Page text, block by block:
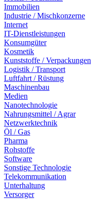
Immobilien
Industrie / Mischkonzerne
Internet
IT-Dienstleistungen
Konsumgüter
Kosmetik
Kunststoffe / Verpackungen
Logistik / Transport
Luftfahrt / Rüstung
Maschinenbau
Medien
Nanotechnologie
Nahrungsmittel / Agrar
Netzwerktechnik
Öl / Gas
Pharma
Rohstoffe
Software
Sonstige Technologie
Telekommunikation
Unterhaltung
Versorger